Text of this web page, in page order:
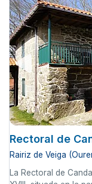
Rectoral de
Rairiz de Veiga
La Rectoral de